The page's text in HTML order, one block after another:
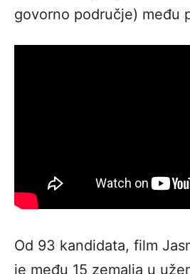
govorno područje) među
Od 93 kandidata, film
je među 15 zemalja u